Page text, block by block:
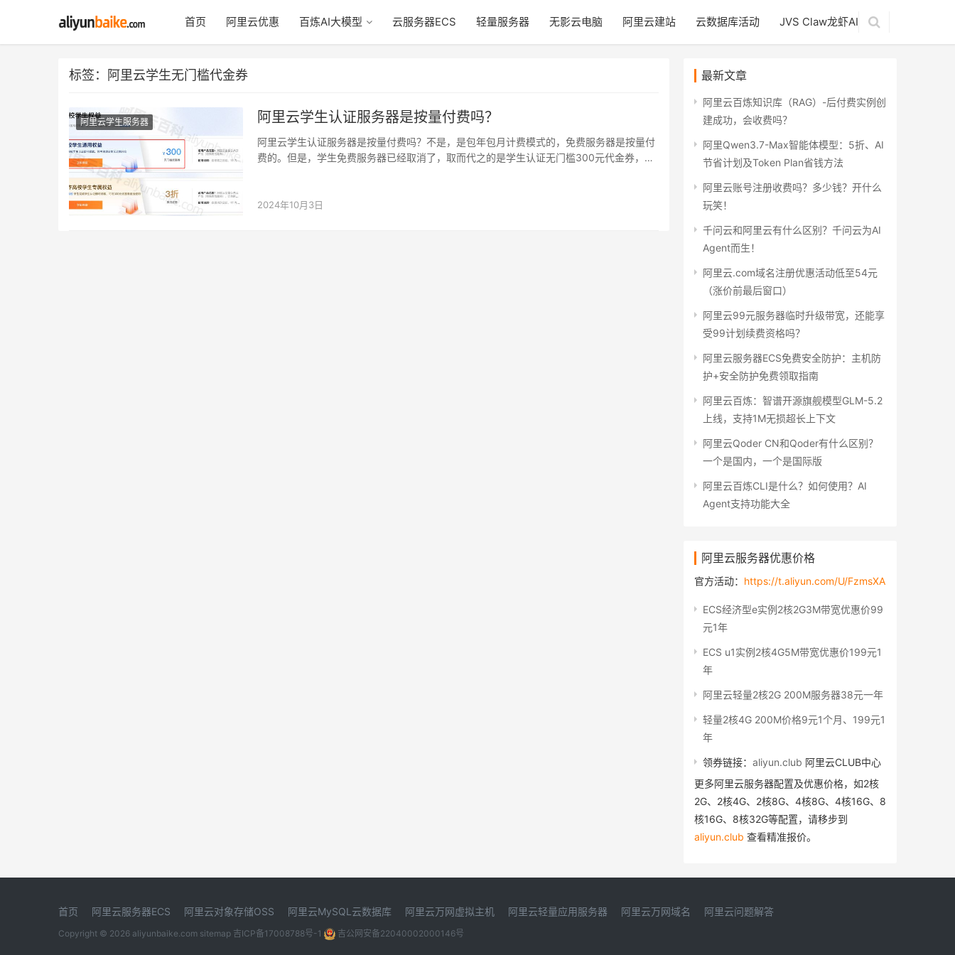
首页 阿里云优惠 百炼AI大模型 云服务器ECS 轻量服务器 无影云电脑 阿里云建站 云数据库活动 JVS Claw龙虾AI
标签：阿里云学生无门槛代金券
阿里云学生服务器 阿里云学生认证服务器是按量付费吗？
阿里云学生认证服务器是按量付费吗？不是，是包年包月计费模式的，免费服务器是按量付
费的。但是，学生免费服务器已经取消了，取而代之的是学生认证无门槛300元代金券，学
2024年10月3日
最新文章
阿里云百炼知识库（RAG）-后付费实例创
建成功，会收费吗？
阿里Qwen3.7-Max智能体模型：5折、AI
节省计划及Token Plan省钱方法
阿里云账号注册收费吗？多少钱？开什么
玩笑！
千问云和阿里云有什么区别？千问云为AI
Agent而生！
阿里云.com域名注册优惠活动低至54元
（涨价前最后窗口）
阿里云99元服务器临时升级带宽，还能享
受99计划续费资格吗？
阿里云服务器ECS免费安全防护：主机防
护+安全防护免费领取指南
阿里云百炼：智谱开源旗舰模型GLM-5.2
上线，支持1M无损超长上下文
阿里云Qoder CN和Qoder有什么区别？
一个是国内，一个是国际版
阿里云百炼CLI是什么？如何使用？AI
Agent支持功能大全
阿里云服务器优惠价格
官方活动： https://t.aliyun.com/U/FzmsXA
ECS经济型e实例2核2G3M带宽优惠价99
元1年
ECS u1实例2核4G5M带宽优惠价199元1
年
阿里云轻量2核2G 200M服务器38元一年
轻量2核4G 200M价格9元1个月、199元1
年
领券链接： aliyun.club 阿里云CLUB中心
更多阿里云服务器配置及优惠价格，如2核
2G、2核4G、2核8G、4核8G、4核16G、8
核16G、8核32G等配置，请移步到
aliyun.club 查看精准报价。
首页 阿里云服务器ECS 阿里云对象存储OSS 阿里云MySQL云数据库 阿里云万网虚拟主机 阿里云轻量应用服务器 阿里云万网域名 阿里云问题解答
Copyright © 2026 aliyunbaike.com sitemap 吉ICP备17008788号-1 吉公网安备22040002000146号